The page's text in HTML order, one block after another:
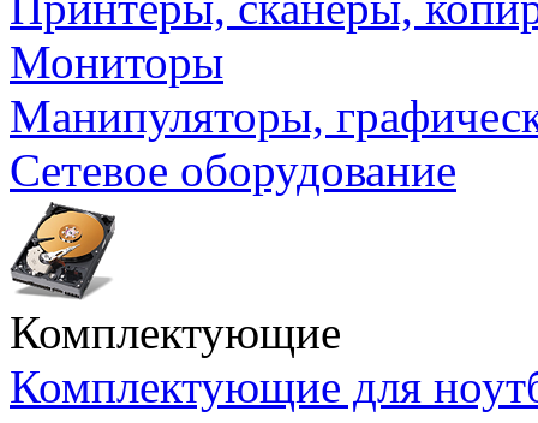
Мониторы
Манипуляторы,
Сетевое оборудование
Комплектующие
Комплектующие для